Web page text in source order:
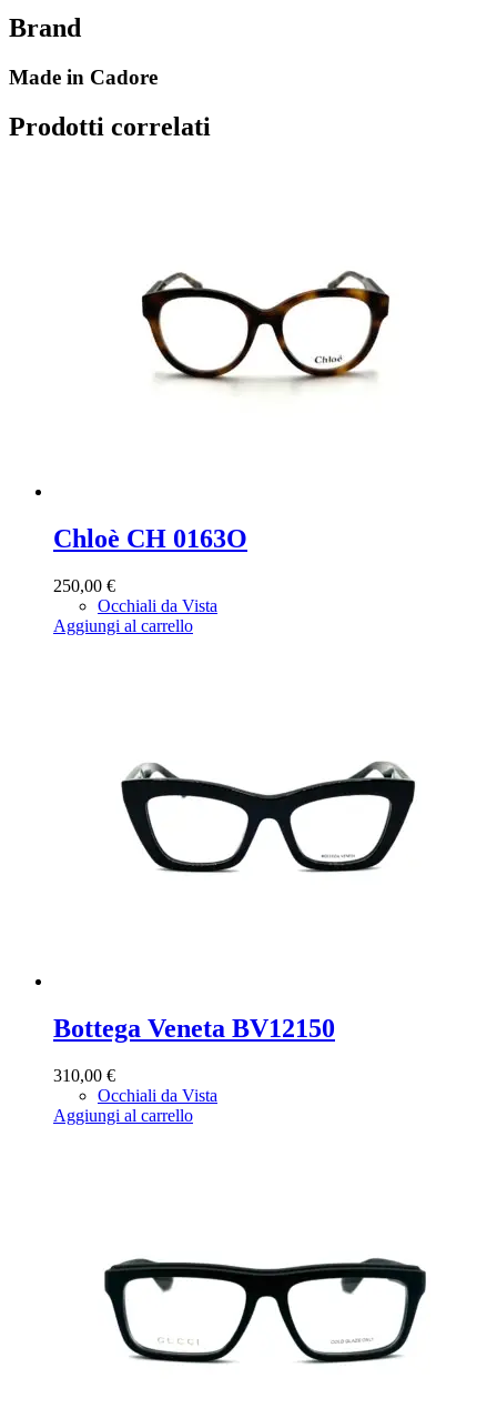
Brand
Made in Cadore
Prodotti correlati
Chloè CH 0163O
250,00 €
Occhiali da Vista
Aggiungi al carrello
Bottega Veneta BV12150
310,00 €
Occhiali da Vista
Aggiungi al carrello